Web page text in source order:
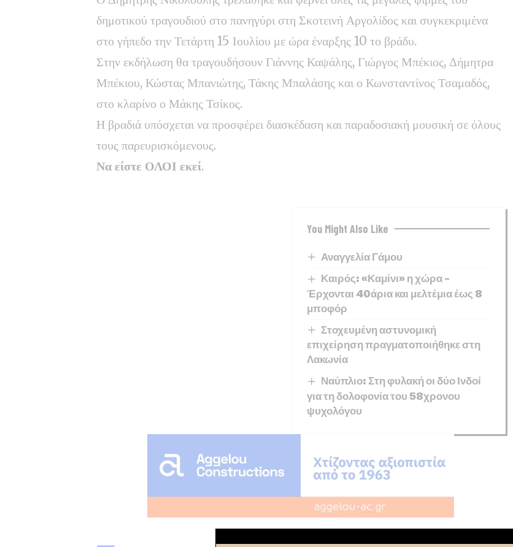
δημοτικού τραγουδιού στο πανηγύρι στη Σκοτεινή Αργολίδος και συγκεκριμένα
στο γήπεδο την Τετάρτη 15 Ιουλίου με ώρα έναρξης 10 το βράδυ.
Στην εκδήλωση θα τραγουδήσουν Γιάννης Καψάλης, Γιώργος Μπέκιος, Δήμητρα
Μπέκιου, Κώστας Μπανιώτης, Τάκης Μπαλάσης και ο Κωνσταντίνος Τσαμαδός,
στο κλαρίνο ο Μάκης Τσίκος.
Η βραδιά υπόσχεται να προσφέρει διασκέδαση και παραδοσιακή μουσική σε όλους
τους παρευρισκόμενους.
Να είστε ΟΛΟΙ εκεί.
You Might Also Like
Αναγγελία Γάμου
Καιρός: «Καμίνι» η χώρα –
Έρχονται 40άρια και μελτέμια έως 8
μποφόρ
Στοχευμένη αστυνομική
επιχείρηση πραγματοποιήθηκε στη
Λακωνία
Ναύπλιο: Στη φυλακή οι δύο Ινδοί
για τη δολοφονία του 58χρονου
ψυχολόγου